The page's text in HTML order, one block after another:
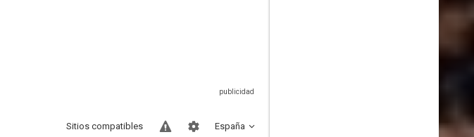
España
Sitios compatibles